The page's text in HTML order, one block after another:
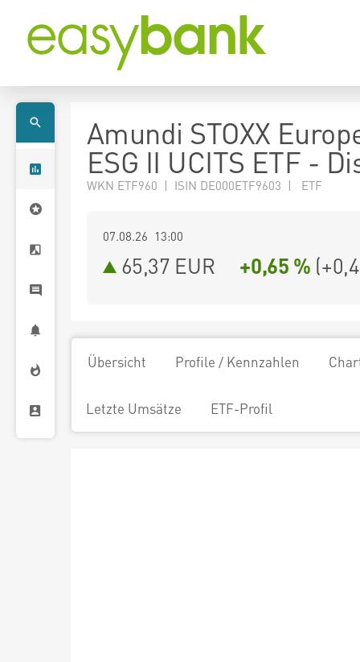
Amundi STOXX
ESG II UCITS ETF -
WKN ETF960 | ISIN DE000ETF9603 | ETF
07.08.26 13:00
65,37 EUR +0,65 % (
Übersicht Profile / Kennzahlen
Letzte Umsätze ETF-Profil